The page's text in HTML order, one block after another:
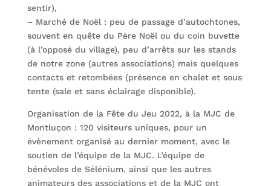
sentir),
– Marché de Noël : peu de passage d’autochtones,
souvent en quête du Père Noël ou du coin buvette
(à l’opposé du village), peu d’arrêts sur les stands
de notre zone (autres associations) mais quelques
contacts et retombées (présence en chalet et sous
tente (sale et sans éclairage disponible).
Organisation de la Fête du Jeu 2022, à la MJC de
Montluçon : 120 visiteurs uniques, pour un
évènement organisé au dernier moment, avec le
soutien de l’équipe de la MJC. L’équipe de
bénévoles de Sélénium, ainsi que les autres
animateurs des associations et de la MJC ont